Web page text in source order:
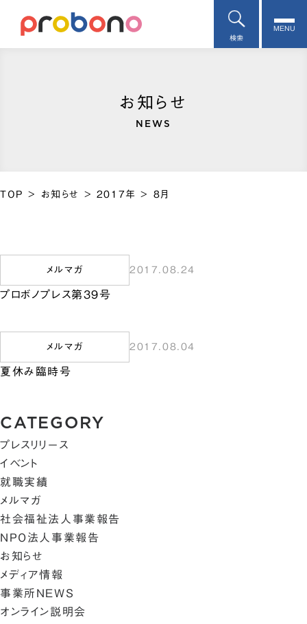
検索
MENU
お知らせ
NEWS
TOP > お知らせ > 2017年 > 8月
CATEGORY
プレスリリース
イベント
就職実績
メルマガ
社会福祉法人事業報告
NPO法人事業報告
お知らせ
メディア情報
事業所NEWS
オンライン説明会
メルマガ 2017.08.24
プロボノプレス第39号
メルマガ 2017.08.04
夏休み臨時号